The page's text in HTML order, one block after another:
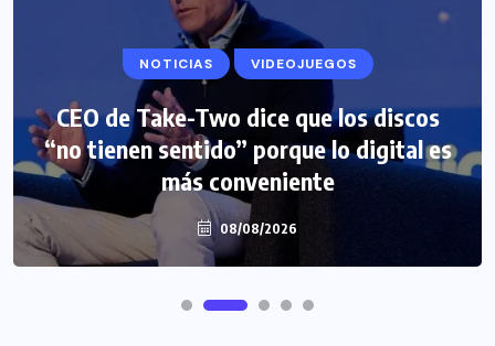
NOTICIAS VIDEOJUEGOS
CEO de Take-Two dice que los discos
“no tienen sentido” porque lo digital es
más conveniente
08/08/2026
NOTICIAS
Red Dead Redemption 2 alcanza los 87
millones de copias vendidas
08/08/2026